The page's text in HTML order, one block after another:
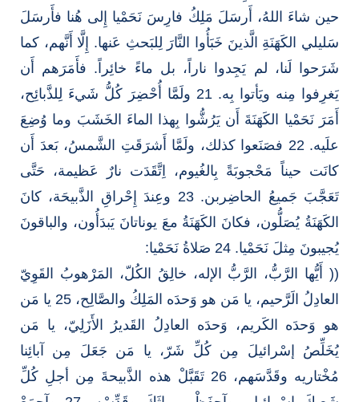
حين شاءَ اللهُ، أَرسَلَ مَلِكُ فارِسَ نَحَمْيا إِلى هُنا فأَرسَلَ
سَليلي الكَهَنَةِ الَّذينَ خَبَأُوا النَّارَ لِلبَحثِ عَنها. إِلَّا أَنَّهم، كما
شَرَحوا لَنا، لم يَجِدوا ناراً، بل ماءً خائِراً. فأَمَرَهم أَن
يَغرِفوا مِنه ويَأتوا بِه. 21 ولَمَّا أُحْضِرَ كُلُّ شَيءَ لِلذَّبائِح،
أَمَرَ نَحَمْيا الكَهَنَةَ أَن يَرُشُّوا بِهذا الماءَ الخَشَبَ وما وُضِعَ
علَيه. 22 فصَنَعوا كذلك، ولَمَّا أَشرَقَتِ الشَّمسُ، بَعدَ أَن
كانَت حيناً مَحْجوبَةً بِالغُيوم، اِتَّقَدَت نارٌ عَظيمة، حَتَّى
تَعَجَّبَ جَميعُ الحاضِربن. 23 وعِندَ إِحْراقِ الذَّبيحَة، كانَ
الكَهَنَةُ يُصَلُّون، فكانَ الكَهَنَةُ معَ يوناتانَ يَبدَأُون، والباقونَ
يُجيبونَ مِثلَ نَحَمْيا. 24 صَلاةُ نَحَمْيا:
(( أَيُّها الرَّبُّ، الرَّبُّ الإله، خالِقُ الكُلّ، المَرْهوبُ القَوِيّ
العادِلُ الَرَّحيم، يا مَن هو وَحدَه المَلِكُ والصَّالِح، 25 يا مَن
هو وَحدَه الكَريم، وَحدَه العادِلُ القَديرُ الأَزَلِيّ، يا مَن
يُخَلِّصُ إسْرائيلَ مِن كُلِّ شَرّ، يا مَن جَعَلَ مِن آبائِنا
مُخْتاريه وقَدَّسَهم، 26 تَقَبَّلْ هذه الذَّبيحةَ مِن أجلِ كُلِّ